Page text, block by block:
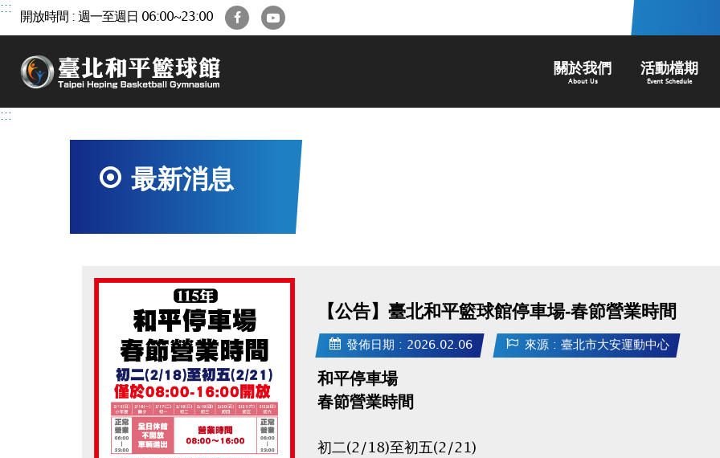
跳
區
:::
開放時間 : 週一至週日 06:00~23:00 FacebookYouTube
關於我們
About Us
活動檔期
Event Schedule
:::
最新消息
【公告】臺北和平籃球館停車場-春節營業時間
發佈日期 : 2026.02.06 來源 : 臺北市大安運動中心
和平停車場
春節營業時間
初二(2/18)至初五(2/21)